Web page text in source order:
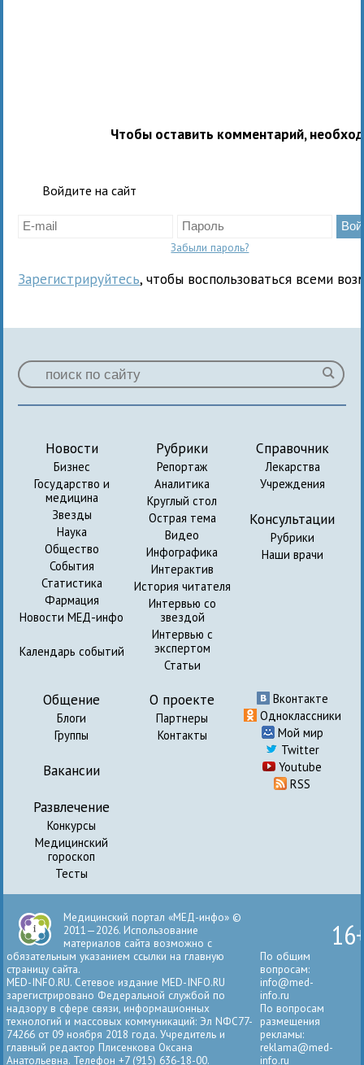
Чтобы оставить комментарий,
Войдите на сайт
Забыли пароль?
Зарегистрируйтесь, чтобы воспользоваться всеми
Новости
Бизнес
Государство и
медицина
Звезды
Наука
Общество
События
Статистика
Фармация
Новости МЕД-инфо
Календарь событий
Рубрики
Репортаж
Аналитика
Круглый стол
Острая тема
Видео
Инфографика
Интерактив
История читателя
Интервью со
звездой
Интервью с
экспертом
Статьи
Справочник
Лекарства
Учреждения
Консультации
Рубрики
Наши врачи
Общение
Блоги
Группы
Вакансии
Развлечение
Конкурсы
Медицинский
гороскоп
Тесты
О проекте
Партнеры
Контакты
Вконтакте
Одноклассники
Мой мир
Twitter
Youtube
RSS
Медицинский портал «МЕД-инфо» ©
2011—2026. Использование
материалов сайта возможно с
обязательным указанием ссылки на главную
страницу сайта.
MED-INFO.RU. Сетевое издание MED-INFO.RU
зарегистрировано Федеральной службой по
надзору в сфере связи, информационных
технологий и массовых коммуникаций: Эл NФС77-
74266 от 09 ноября 2018 года. Учредитель и
главный редактор Плисенкова Оксана
Анатольевна. Телефон +7 (915) 636-18-00.
По общим
вопросам:
info@med-
info.ru
По вопросам
размещения
рекламы:
reklama@med-
info.ru